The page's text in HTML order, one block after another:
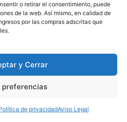
o retirar el consentimiento, puede
de la web. Así mismo, en calidad de
por las compras adscritas que
y Cerrar
preferencias
de privacidadAviso Legal